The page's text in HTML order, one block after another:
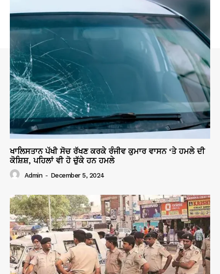
ਖਾਲਿਸਤਾਨ ਪੱਖੀ ਸੋਚ ਰੱਖਣ ਕਰਕੇ ਰੰਜੀਵ ਕੁਮਾਰ ਵਾਸਨ ‘ਤੇ ਹਮਲੇ ਦੀ
ਕੋਸ਼ਿਸ਼, ਪਹਿਲਾਂ ਵੀ ਹੋ ਚੁੱਕੇ ਹਨ ਹਮਲੇ
Admin - December 5, 2024